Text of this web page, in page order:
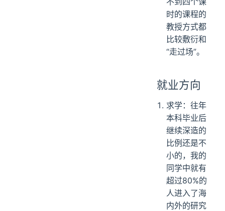
时的课程的
教授方式都
比较敷衍和
“走过场”。
就业方向
求学：往年
本科毕业后
继续深造的
比例还是不
小的，我的
同学中就有
超过80%的
人进入了海
内外的研究